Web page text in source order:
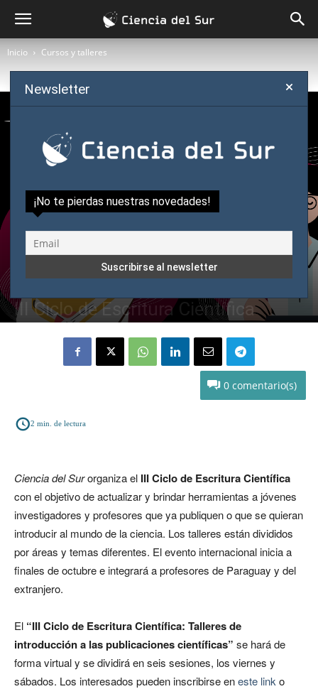
Inicio Cursos y talleres
III Ciclo de Escritura Científica
0
2 min. de lectura
Ciencia del Surorganiza el III Ciclo de Escritura Científica
con el objetivo de actualizar y brindar herramientas a jóvenes
investigadores y profesores que ya publiquen o que se quieran
introducir al mundo de la ciencia. Los talleres están divididos
por áreas y temas diferentes. El evento internacional inicia a
finales de octubre e integrará a profesores de Paraguay y del
extranjero.
El “III Ciclo de Escritura Científica: Talleres de
introducción a las publicaciones científicas” se hará de
forma virtual y se dividirá en seis sesiones, los viernes y
sábados. Los interesados pueden inscribirse eneste link o
Newsletter
¡No te pierdas nuestras novedades!